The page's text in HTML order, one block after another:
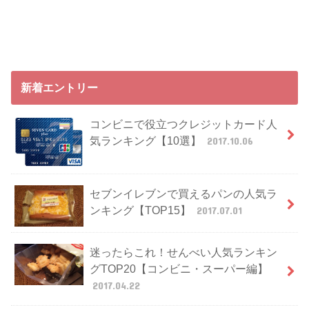
新着エントリー
コンビニで役立つクレジットカード人
気ランキング【10選】
2017.10.06
セブンイレブンで買えるパンの人気ラ
ンキング【TOP15】
2017.07.01
迷ったらこれ！せんべい人気ランキン
グTOP20【コンビニ・スーパー編】
2017.04.22